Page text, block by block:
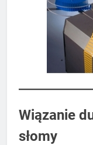
Wiązanie
słomy